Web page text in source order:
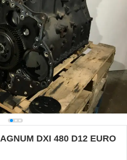
DXI 480 D12 EURO